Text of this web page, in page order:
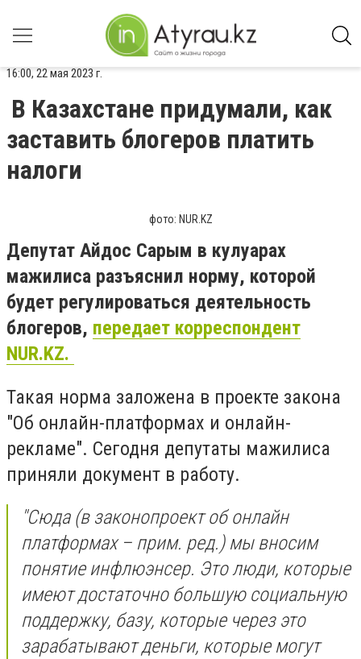
16:00, 22 мая 2023 г.
В Казахстане придумали, как
заставить блогеров платить
налоги
фото: NUR.KZ
Депутат Айдос Сарым в кулуарах
мажилиса разъяснил норму, которой
будет регулироваться деятельность
блогеров, передает корреспондент
NUR.KZ.
Такая норма заложена в проекте закона
"Об онлайн-платформах и онлайн-
рекламе". Сегодня депутаты мажилиса
приняли документ в работу.
"Сюда (в законопроект об онлайн
платформах – прим. ред.) мы вносим
понятие инфлюэнсер. Это люди, которые
имеют достаточно большую социальную
поддержку, базу, которые через это
зарабатывают деньги, которые могут